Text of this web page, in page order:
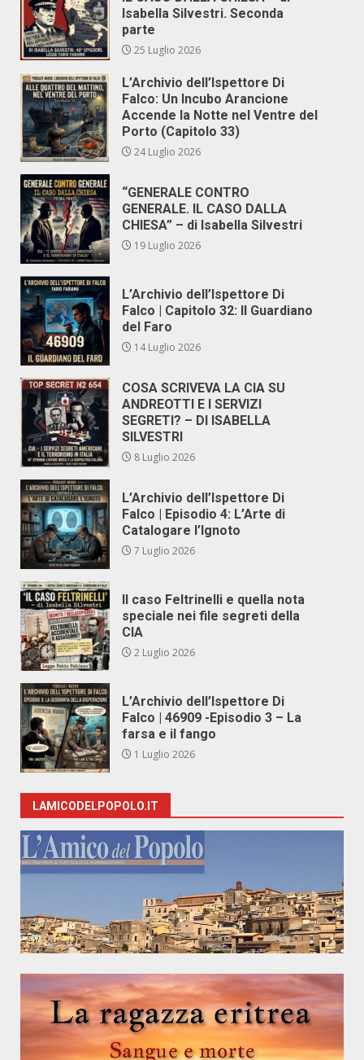
Isabella Silvestri. Seconda
parte
25 Luglio 2026
L’Archivio dell’Ispettore Di
Falco: Un Incubo Arancione
Accende la Notte nel Ventre del
Porto (Capitolo 33)
24 Luglio 2026
“GENERALE CONTRO
GENERALE. IL CASO DALLA
CHIESA” – di Isabella Silvestri
19 Luglio 2026
L’Archivio dell’Ispettore Di
Falco | Capitolo 32: Il Guardiano
del Faro
14 Luglio 2026
COSA SCRIVEVA LA CIA SU
ANDREOTTI E I SERVIZI
SEGRETI? – DI ISABELLA
SILVESTRI
8 Luglio 2026
L’Archivio dell’Ispettore Di
Falco | Episodio 4: L’Arte di
Catalogare l’Ignoto
7 Luglio 2026
Il caso Feltrinelli e quella nota
speciale nei file segreti della
CIA
2 Luglio 2026
L’Archivio dell’Ispettore Di
Falco | 46909 -Episodio 3 – La
farsa e il fango
1 Luglio 2026
LAMICODELPOPOLO.IT